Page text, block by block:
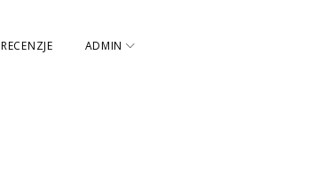
RECENZJE ADMIN